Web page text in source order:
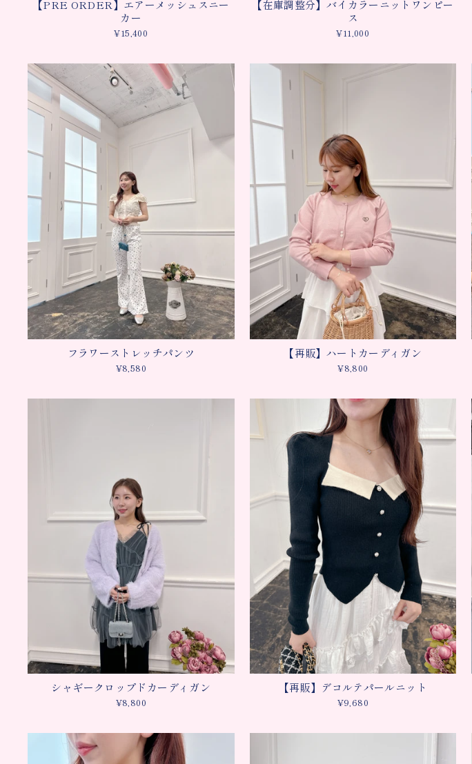
【PRE ORDER】エアーメッシュスニー
カー
¥15,400
【在庫調整分】バイカラーニットワンピー
ス
¥11,000
フラワーストレッチパンツ
¥8,580
【再販】ハートカーディガン
¥8,800
シャギークロップドカーディガン
¥8,800
【再販】デコルテパールニット
¥9,680